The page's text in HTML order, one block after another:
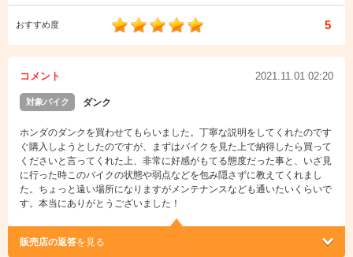
おすすめ度 5
コメント 2021.11.01 02:20
対象バイク ダンク
ホンダのダンクを買わせてもらいました。丁寧な説明をしてくれたのです
ぐ購入しようとしたのですが、まずはバイクを見た上で納得したら買って
くださいと言ってくれた上、非常に好感がもてる態度だった事と、いざ見
に行った時このバイクの状態や弱点などを包み隠さずに教えてくれまし
た。ちょっと遠い場所になりますがメンテナンスなども通いたいくらいで
す。本当にありがとうございました！
販売店の返答を見る